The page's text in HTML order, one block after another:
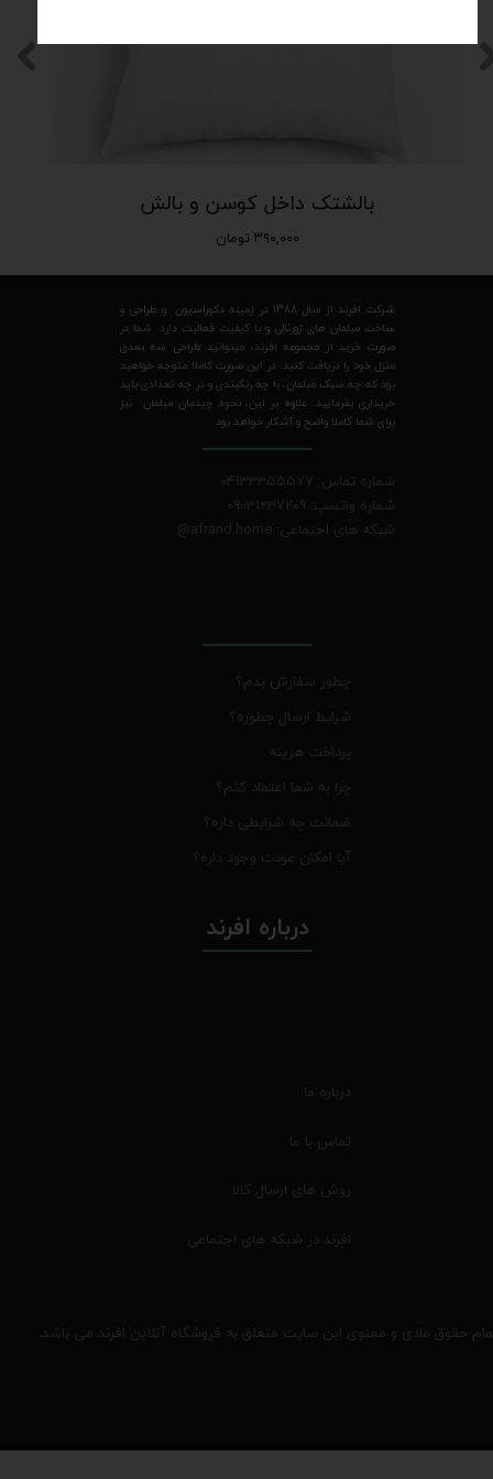
بالشتک داخل کوسن و بالش
۳۹۰,۰۰۰ تومان
شرکت افرند از سال 1388 در زمینه دکوراسیون و طراحی و
ساخت مبلمان های ژورنالی و با کیفیت فعالیت دارد. شما در
صورت خرید از مجموعه افرند، میتوانید طراحی سه بعدی
منزل خود را دریافت کنید. در این صورت کاملا متوجه خواهید
بود که چه سبک مبلمان، با چه رنگبندی و در چه تعدادی باید
خریداری بفرمایید. علاوه بر این، نحوه چیدمان مبلمان نیز
برای شما کاملا واضح و آشکار خواهد بود.
شماره تماس: 04133355577
شماره واتسپ: 09031237209
شبکه های اجتماعی: afrand.home
@
چطور سفارش بدم؟
شرایط ارسال چطوره؟
پرداخت هزینه
چرا به شما اعتماد کنم؟
ضمانت چه شرایطی داره؟
آیا امکان عودت وجود داره؟
حقوق مادی و معنوی این سایت متعلق به فروشگاه آنلاین افرند می باشد.
درباره افرند
درباره ما
تماس با ما
روش های ارسال کالا
افرند در شبکه های اجتماعی